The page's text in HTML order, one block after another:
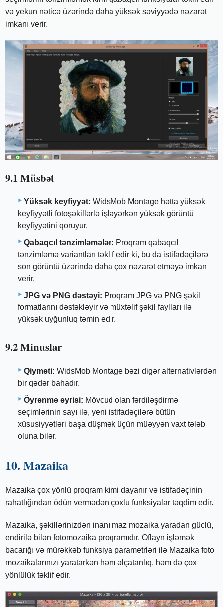
və yekun nəticə üzərində daha yüksək səviyyədə nəzarət
imkanı verir.
9.1 Müsbət
Yüksək keyfiyyət: WidsMob Montage hətta yüksək
keyfiyyətli fotoşəkillərlə işləyərkən yüksək görüntü
keyfiyyətini qoruyur.
Qabaqcıl tənzimləmələr: Proqram qabaqcıl
tənzimləmə variantları təklif edir ki, bu da istifadəçilərə
son görüntü üzərində daha çox nəzarət etməyə imkan
verir.
JPG və PNG dəstəyi: Proqram JPG və PNG şəkil
formatlarını dəstəkləyir və müxtəlif şəkil faylları ilə
yüksək uyğunluq təmin edir.
9.2 Minuslar
Qiyməti: WidsMob Montage bəzi digər alternativlərdən
bir qədər bahadır.
Öyrənmə əyrisi: Mövcud olan fərdiləşdirmə
seçimlərinin sayı ilə, yeni istifadəçilərə bütün
xüsusiyyətləri başa düşmək üçün müəyyən vaxt tələb
oluna bilər.
10. Mazaika
Mazaika çox yönlü proqram kimi dayanır və istifadəçinin
rahatlığından ödün vermədən çoxlu funksiyalar təqdim edir.
Mazaika, şəkillərinizdən inanılmaz mozaika yaradan güclü,
endirilə bilən fotomozaika proqramıdır. Oflayn işləmək
bacarığı və mürəkkəb funksiya parametrləri ilə Mazaika foto
mozaikalarınızı yaratarkən həm əlçatanlıq, həm də çox
yönlülük təklif edir.